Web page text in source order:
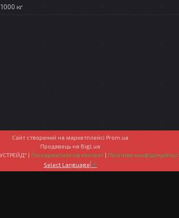
1000 кг
Сайт створений на маркетплейсі Prom.ua
Продавець на Bigl.ua
ТОВ "ТВП "БОНУСТРЕЙД" | Поскаржитися на контент | Політика
Select Language ▼